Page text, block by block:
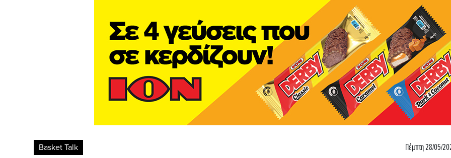
Basket Talk Πέμπτη 28/05/